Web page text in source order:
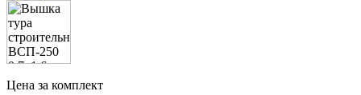
Цена за комплект